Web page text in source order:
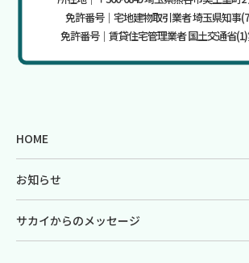
免許番号｜宅地建物取引業者 埼玉県知事
免許番号｜賃貸住宅管理業者 国土交通省(1)
HOME
お知らせ
サカイからのメッセージ